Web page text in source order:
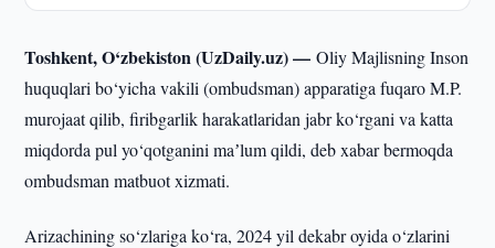
Toshkent, O‘zbekiston (UzDaily.uz) —Oliy Majlisning Inson
huquqlari bo‘yicha vakili (ombudsman) apparatiga fuqaro M.P.
murojaat qilib, firibgarlik harakatlaridan jabr ko‘rgani va katta
miqdorda pul yo‘qotganini maʼlum qildi, deb xabar bermoqda
ombudsman matbuot xizmati.
Arizachining so‘zlariga ko‘ra, 2024 yil dekabr oyida o‘zlarini